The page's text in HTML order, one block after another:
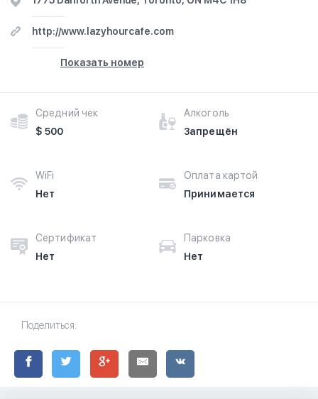
http://www.lazyhourcafe.com
Показать номер
Средний чек
$ 500
Алкоголь
Запрещён
WiFi
Нет
Оплата картой
Принимается
Сертификат
Нет
Парковка
Нет
Поделиться: